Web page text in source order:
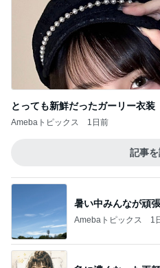
記事
暑い中みんなが頑
Amebaトピックス 1
Amebaトピックス 20
衝撃的すぎたソフ
Amebaトピックス 9